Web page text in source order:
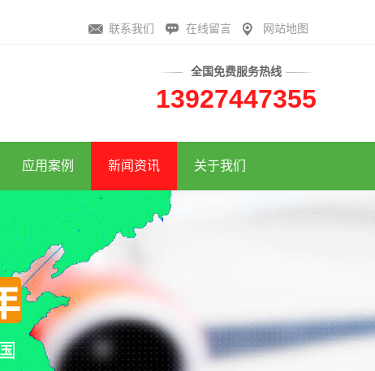
联系我们 在线留言 网站地图
全国免费服务热线
13927447355
应用案例 新闻资讯 关于我们